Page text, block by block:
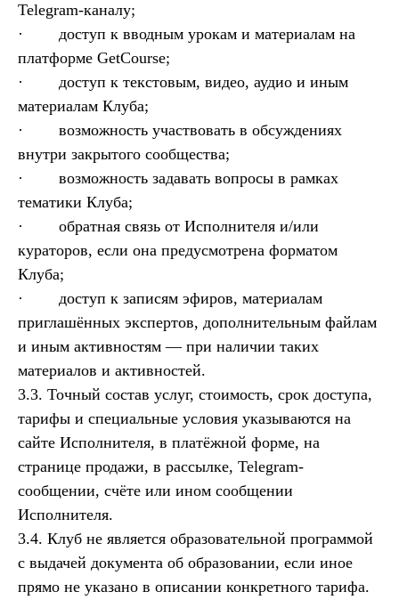
Telegram-каналу;
· доступ к вводным урокам и материалам на
платформе GetCourse;
· доступ к текстовым, видео, аудио и иным
материалам Клуба;
· возможность участвовать в обсуждениях
внутри закрытого сообщества;
· возможность задавать вопросы в рамках
тематики Клуба;
· обратная связь от Исполнителя и/или
кураторов, если она предусмотрена форматом
Клуба;
· доступ к записям эфиров, материалам
приглашённых экспертов, дополнительным файлам
и иным активностям — при наличии таких
материалов и активностей.
3.3. Точный состав услуг, стоимость, срок доступа,
тарифы и специальные условия указываются на
сайте Исполнителя, в платёжной форме, на
странице продажи, в рассылке, Telegram-
сообщении, счёте или ином сообщении
Исполнителя.
3.4. Клуб не является образовательной программой
с выдачей документа об образовании, если иное
прямо не указано в описании конкретного тарифа.